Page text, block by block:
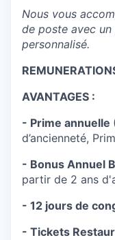
Nous vous
de poste avec un
personnalisé.
AVANTAGES :
- Prime annuelle
d’ancienneté,
- Bonus Annuel
partir de 2 ans
- 12 jours de
- Tickets